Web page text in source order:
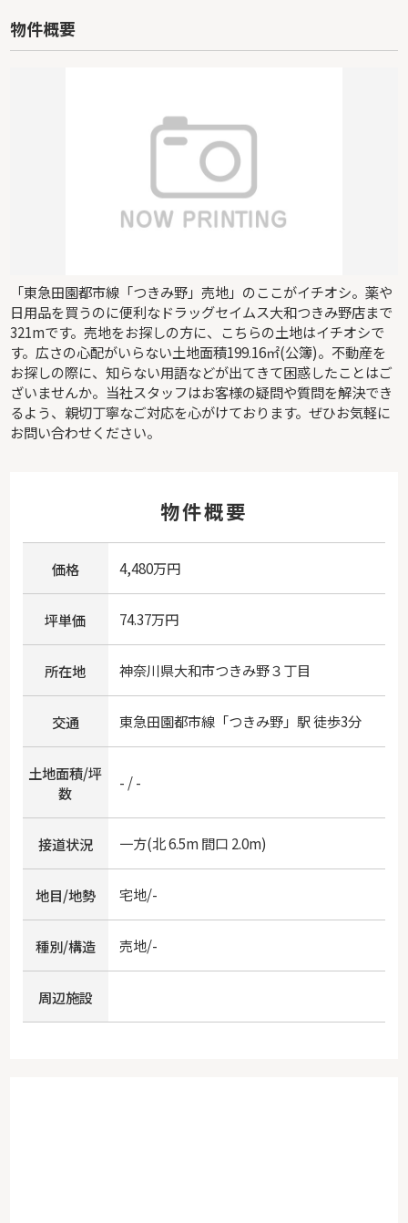
物件概要
「東急田園都市線「つきみ野」売地」のここがイチオシ。薬や
日用品を買うのに便利なドラッグセイムス大和つきみ野店まで
321mです。売地をお探しの方に、こちらの土地はイチオシで
す。広さの心配がいらない土地面積199.16㎡(公簿)。不動産を
お探しの際に、知らない用語などが出てきて困惑したことはご
ざいませんか。当社スタッフはお客様の疑問や質問を解決でき
るよう、親切丁寧なご対応を心がけております。ぜひお気軽に
お問い合わせください。
物件概要
価格 4,480万円
坪単価 74.37万円
所在地 神奈川県大和市つきみ野３丁目
交通 東急田園都市線「つきみ野」駅 徒歩3分
土地面積/坪
数
- / -
接道状況 一方(北 6.5m 間口 2.0m)
地目/地勢 宅地/-
種別/構造 売地/-
周辺施設